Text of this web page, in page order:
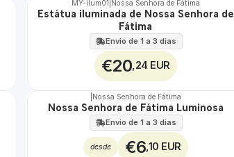
🇵🇹
MY-ilum01 Nossa Senhora de Fátima
Estátua iluminada de Nossa Senhora de
Fátima
Envio de 1 a 3 dias
€20 ,24 EUR
Não Disponível
Nossa Senhora de Fátima
Nossa Senhora de Fátima Luminosa
Envio de 1 a 3 dias
desde €6 ,10 EUR